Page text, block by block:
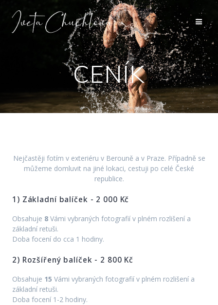
Přeskočit
na
obsah
CENÍK
Nejčastěji fotím v exteriéru v Berouně a v Praze. Případně se
můžeme domluvit na jiné lokaci, cestuji po celé České
republice.
1) Základní balíček - 2 000 Kč
Obsahuje 8 Vámi vybraných fotografií v plném rozlišení a
základní retuši.
Doba focení do cca 1 hodiny.
2) Rozšířený balíček - 2 800 Kč
Obsahuje 15 Vámi vybraných fotografií v plném rozlišení a
základní retuši.
Doba focení 1-2 hodiny.